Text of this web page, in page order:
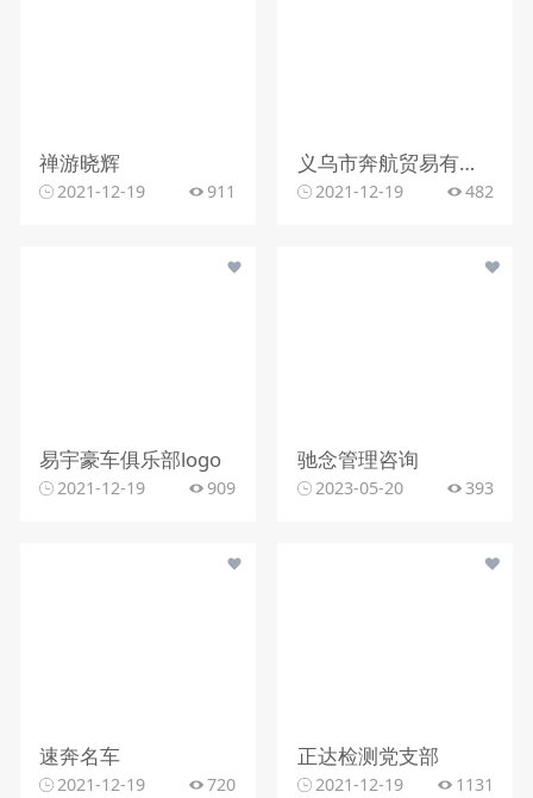
禅游晓辉
2021-12-19 911
义乌市奔航贸易有限公司
2021-12-19 482
易宇豪车俱乐部logo
2021-12-19 909
驰念管理咨询
2023-05-20 393
速奔名车
2021-12-19 720
正达检测党支部
2021-12-19 1131